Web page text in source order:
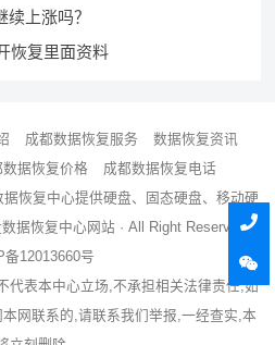
上涨吗？
恢复里面资料
成都数据恢复服务
数据恢复资讯
数据恢复价格
成都数据恢复电话
据恢复中心提供硬盘、固态硬盘、移动硬
据恢复中心网站 · All Right Reserved ·
备12013660号
代表本中心立场,不承担相关法律责任,如
网联系的,请联系我们举报,一经查实,本